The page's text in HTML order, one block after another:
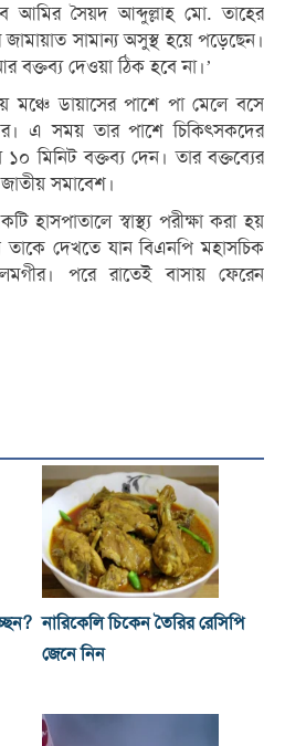
আমির সৈয়দ আব্দুল্লাহ মো. তাহের
সামান্য অসুস্থ হয়ে পড়েছেন।
বক্তব্য দেওয়া ঠিক হবে না।’
মঞ্চে ডায়াসের পাশে পা মেলে বসে
এ সময় তার পাশে চিকিৎসকদের
১০ মিনিট বক্তব্য দেন। তার বক্তব্যের
সমাবেশ।
হাসপাতালে স্বাস্থ্য পরীক্ষা করা হয়
তাকে দেখতে যান বিএনপি মহাসচিক
পরে রাতেই বাসায় ফেরেন
নারিকেলি চিকেন তৈরির রেসিপি
জেনে নিন